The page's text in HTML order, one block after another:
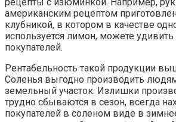
американским рецептом
клубникой, в котором в качестве
используется лимон, можете удивить
покупателей.
Рентабельность такой продукции
Соленья выгодно производить
земельный участок. Излишки
трудно сбываются в сезон, всегда
покупателей в соленом виде в